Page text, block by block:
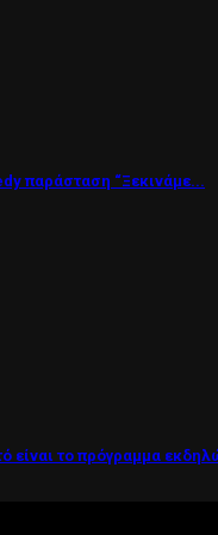
παράσταση “Ξεκινάμε...
είναι το πρόγραμμα